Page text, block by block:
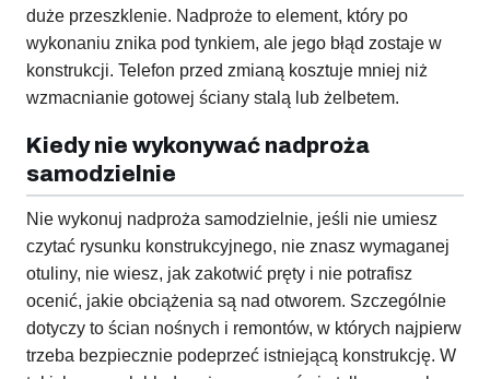
duże przeszklenie. Nadproże to element, który po
wykonaniu znika pod tynkiem, ale jego błąd zostaje w
konstrukcji. Telefon przed zmianą kosztuje mniej niż
wzmacnianie gotowej ściany stalą lub żelbetem.
Kiedy nie wykonywać nadproża
samodzielnie
Nie wykonuj nadproża samodzielnie, jeśli nie umiesz
czytać rysunku konstrukcyjnego, nie znasz wymaganej
otuliny, nie wiesz, jak zakotwić pręty i nie potrafisz
ocenić, jakie obciążenia są nad otworem. Szczególnie
dotyczy to ścian nośnych i remontów, w których najpierw
trzeba bezpiecznie podeprzeć istniejącą konstrukcję. W